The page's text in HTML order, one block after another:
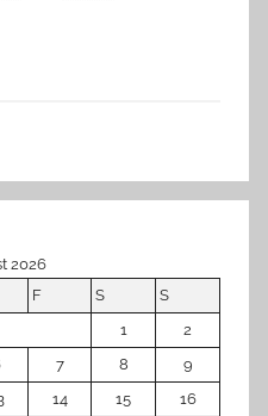
2026
F S
S
1
2
7 8
9
14 15
16